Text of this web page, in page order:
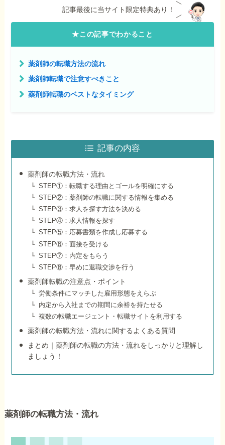
記事最後に当サイト限定特典あり！
★この記事でわかること
薬剤師の転職方法の流れ
薬剤師転職で注意すべきこと
薬剤師転職のベストなタイミング
記事の内容
薬剤師の転職方法・流れ
STEP①：転職する理由とゴールを明確にする
STEP②：薬剤師の転職に関する情報を集める
STEP③：求人を探す方法を決める
STEP④：求人情報を探す
STEP⑤：応募書類を作成し応募する
STEP⑥：面接を受ける
STEP⑦：内定をもらう
STEP⑧：早めに退職交渉を行う
薬剤師転職の注意点・ポイント
労働条件にマッチした雇用形態をえらぶ
内定から入社までの期間に余裕を持たせる
複数の転職エージェント・転職サイトを利用する
薬剤師の転職方法・流れに関するよくある質問
まとめ｜薬剤師の転職の方法・流れをしっかりと理解し
ましょう！
薬剤師の転職方法・流れ